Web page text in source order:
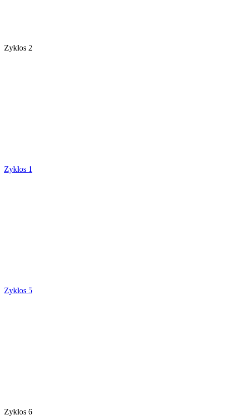
Zyklos 2
Zyklos 1
Zyklos 5
Zyklos 6